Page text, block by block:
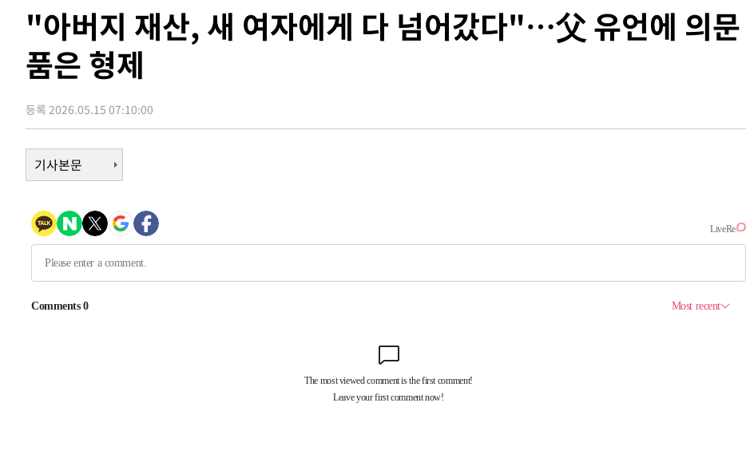
-17204초 전 > [속보]장은수, KLPGA 제주삼다수 역전 우승…데뷔 10년 차에 첫
정상
-12569초 전 >"얼마나 더웠으면"…안동 물길공원서 헤엄친 구렁이 '소동'
-12496초 전 > 손흥민, 68분 뛰고 2경기 침묵…LAFC, 톨루카에 1-0 승리(종합)
-10520초 전 >이강인, 오늘 서울서 AT마드리드 입단식…'전례 없는 특급대우'
52분 전 >콜롬비아 신임 우파 대통령 취임 하루만에 차량폭탄 폭발 사건
2시간 전 >튀르키예 외무장관, "메카 3국 방위협정은 이란이 목표 아냐 " 밝혀
3시간 전 >이군이 불법 군시설 건설한 레바논 남부에서 레바논군 3명 폭발로 부상
4시간 전 >[속보]美중부 사령관, 이스라엘 긴급방문 다중화된 전선 상황 논의
-31988초 전 >
-29334초 전 >
[속보]與전대 권리당원투표…강원·경북 김민석, 대구 정청래 승리
[속보]與 당대표 경선, 경북 권리당원 투표 김민석 47.37%·정청래
"아버지 재산, 새 여자에게 다 넘어갔다"…父 유언에 의문
품은 형제
등록 2026.05.15 07:10:00
기사본문